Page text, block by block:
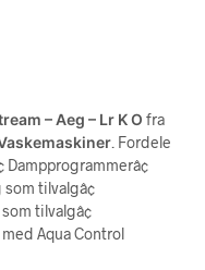
– Aeg – Lr K O fra
. Fordele
Dampprogrammerâ¢
tilvalgâ¢
tilvalgâ¢
Aqua Control